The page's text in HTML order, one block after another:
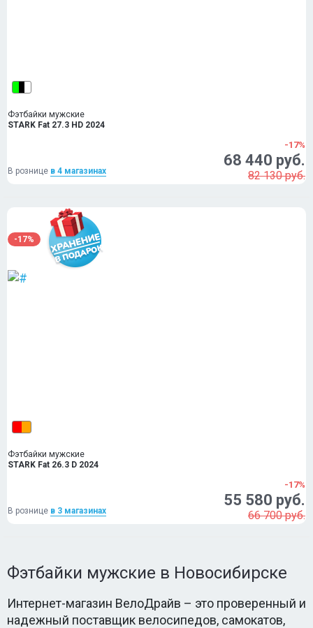
Фэтбайки мужские
STARK Fat 27.3 HD 2024
В рознице в 4 магазинах
-17%
68 440 руб.
82 130 руб.
-17%
Фэтбайки мужские
STARK Fat 26.3 D 2024
В рознице в 3 магазинах
-17%
55 580 руб.
66 700 руб.
Фэтбайки мужские в Новосибирске
Интернет-магазин ВелоДрайв – это проверенный и
надежный поставщик велосипедов, самокатов,